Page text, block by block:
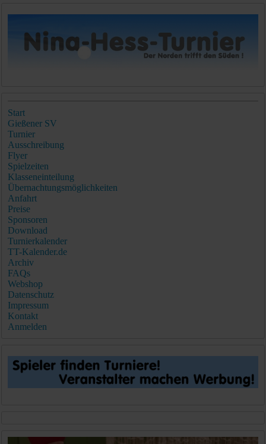
Start
Gießener SV
Turnier
Ausschreibung
Flyer
Spielzeiten
Klasseneinteilung
Übernachtungsmöglichkeiten
Anfahrt
Preise
Sponsoren
Download
Turnierkalender
TT-Kalender.de
Archiv
FAQs
Webshop
Datenschutz
Impressum
Kontakt
Anmelden